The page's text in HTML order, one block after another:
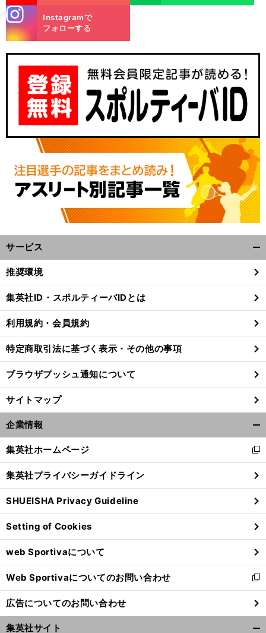
前
m
Instagramで
フォローする
サービス
閉
る
推奨環境
集英社ID・スポルティーバIDとは
利用規約・会員規約
特定商取引法に基づく表示・その他の事項
ブラウザプッシュ通知について
サイトマップ
企業情報
閉
る
集英社ホームページ
新
し
い
ウ
ィ
ン
ド
ウ
で
開
く
集英社プライバシーガイドライン
SHUEISHA Privacy Guideline
Setting of Cookies
web Sportivaについて
Web Sportivaについてのお問い合わせ
新
し
い
ウ
ィ
広告についてのお問い合わせ
集英社サイト